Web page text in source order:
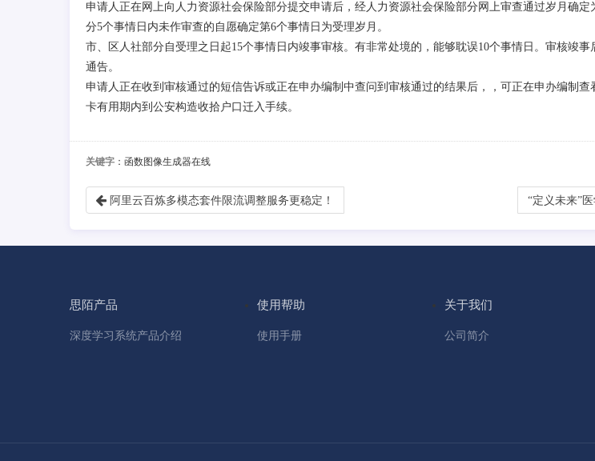
申请人正在网上向人力资源社会保险部分提交申请后，经人力资源社会保险部分网上审查通过岁月确
分5个事情日内未作审查的自愿确定第6个事情日为受理岁月。
市、区人社部分自受理之日起15个事情日内竣事审核。有非常处境的，能够耽误10个事情日。审核竣
通告。
申请人正在收到审核通过的短信告诉或正在申办编制中查问到审核通过的结果后，，可正在申办编制
卡有用期内到公安构造收拾户口迁入手续。
关键字 ：函数图像生成器在线
阿里云百炼多模态套件限流调整服务更稳定！ “定义未来”
思陌产品
深度学习系统产品介绍
使用帮助
使用手册
关于我们
公司简介